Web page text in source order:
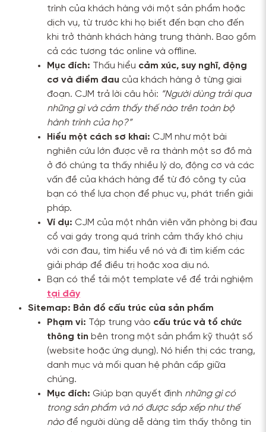
trình của khách hàng với một sản phẩm hoặc
dịch vụ, từ trước khi họ biết đến bạn cho đến
khi trở thành khách hàng trung thành. Bao gồm
cả các tương tác online và offline.
Mục đích: Thấu hiểu cảm xúc, suy nghĩ, động
cơ và điểm đau của khách hàng ở từng giai
đoạn. CJM trả lời câu hỏi: “Người dùng trải qua
những gì và cảm thấy thế nào trên toàn bộ
hành trình của họ?”
Hiểu một cách sơ khai: CJM như một bài
nghiên cứu lớn được vẽ ra thành một sơ đồ mà
ở đó chúng ta thấy nhiều lý do, động cơ và các
vấn đề của khách hàng để từ đó công ty của
bạn có thể lựa chọn để phục vụ, phát triển giải
pháp.
Ví dụ: CJM của một nhân viên văn phòng bị đau
cổ vai gáy trong quá trình cảm thấy khó chịu
với cơn đau, tìm hiểu về nó và đi tìm kiếm các
giải pháp để điều trị hoặc xoa dịu nó.
Bạn có thể tải một template về để trải nghiệm
tại đây
Sitemap: Bản đồ cấu trúc của sản phẩm
Phạm vi: Tập trung vào cấu trúc và tổ chức
thông tin bên trong một sản phẩm kỹ thuật số
(website hoặc ứng dụng). Nó hiển thị các trang,
danh mục và mối quan hệ phân cấp giữa
chúng.
Mục đích: Giúp bạn quyết định những gì có
trong sản phẩm và nó được sắp xếp như thế
nàođể người dùng dễ dàng tìm thấy thông tin